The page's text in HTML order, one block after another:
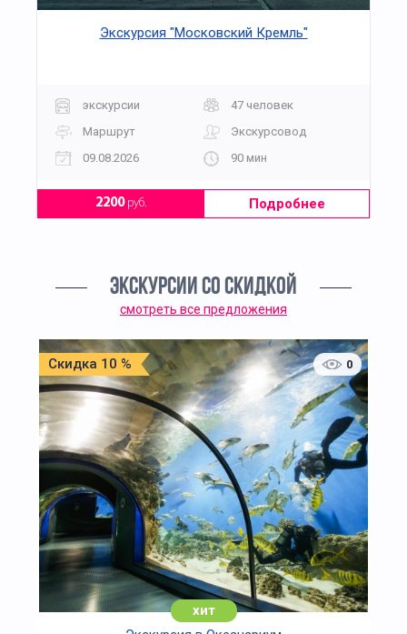
Экскурсия "Московский Кремль"
экскурсии
47 человек
Маршрут
Экскурсовод
09.08.2026
90 мин
2200руб. Подробнее
ЭКСКУРСИИ СО СКИДКОЙ
смотреть все предложения
Скидка 10 % 0
хит